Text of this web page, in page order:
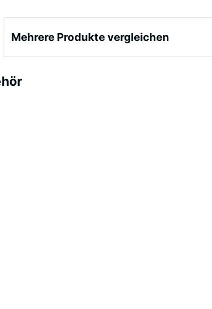
verbleibende Eindellung nach 24 Stunden Entlastung (BS 7188)
kg/m³
Mehrere Produkte vergleichen
wurde